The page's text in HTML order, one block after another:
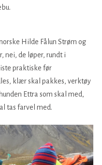
Hilde Fålun Strøm og
nei, de løper, rundt i
praktiske før
klær skal pakkes, verktøy
Ettra som skal med,
tas farvel med.